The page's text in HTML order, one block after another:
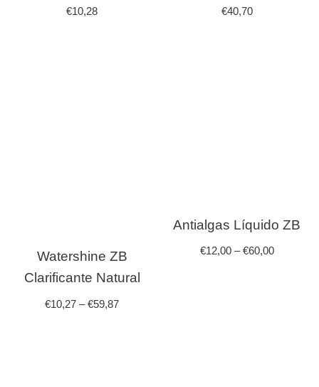
€10,28 €40,70
Watershine ZB
Clarificante Natural
€10,27 –€59,87
Antialgas Líquido ZB
€12,00–€60,00